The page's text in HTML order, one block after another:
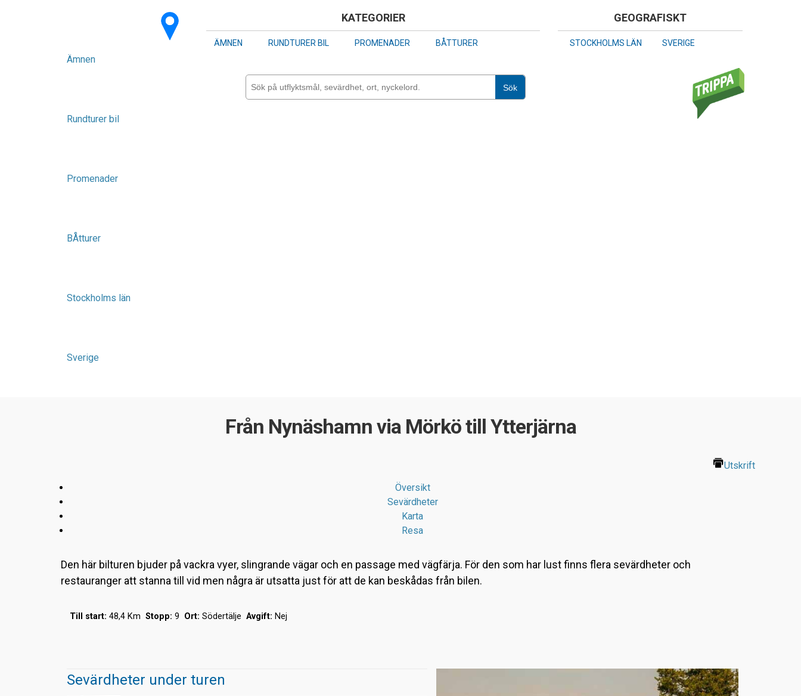
to
main
Ämnen
Rundturer bil
Promenader
BÅtturer
Stockholms län
Sverige
KATEGORIER
ÄMNEN RUNDTURER BIL PROMENADER BÅTTURER
GEOGRAFISKT
STOCKHOLMS LÄN SVERIGE
Sök
Från Nynäshamn via Mörkö till Ytterjärna
Utskrift
Översikt
Sevärdheter
Karta
Resa
Den här bilturen bjuder på vackra vyer, slingrande vägar och en passage med vägfärja. För den som har lust finns flera sevärdheter och
restauranger att stanna till vid men några är utsatta just för att de kan beskådas från bilen.
Till start: 48,4 Km Stopp: 9 Ort: Södertälje Avgift: Nej
Sevärdheter under turen